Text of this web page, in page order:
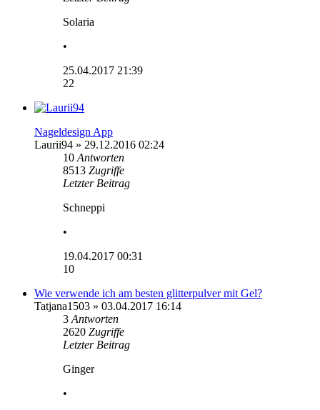
Solaria
•
25.04.2017 21:39
22
Nageldesign App
Laurii94 » 29.12.2016 02:24
10 Antworten
8513 Zugriffe
Letzter Beitrag
Schneppi
•
19.04.2017 00:31
10
Wie verwende ich am besten glitterpulver mit Gel?
Tatjana1503 » 03.04.2017 16:14
3 Antworten
2620 Zugriffe
Letzter Beitrag
Ginger
•